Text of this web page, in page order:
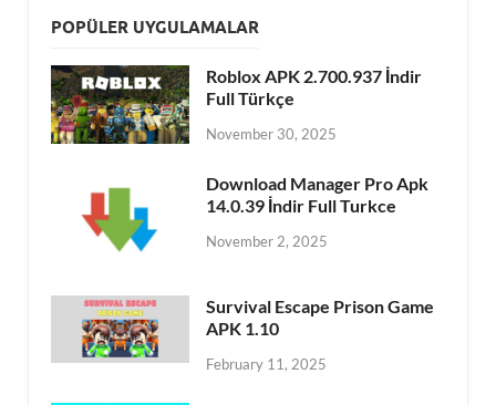
POPÜLER UYGULAMALAR
Roblox APK 2.700.937 İndir
Full Türkçe
November 30, 2025
Download Manager Pro Apk
14.0.39 İndir Full Turkce
November 2, 2025
Survival Escape Prison Game
APK 1.10
February 11, 2025